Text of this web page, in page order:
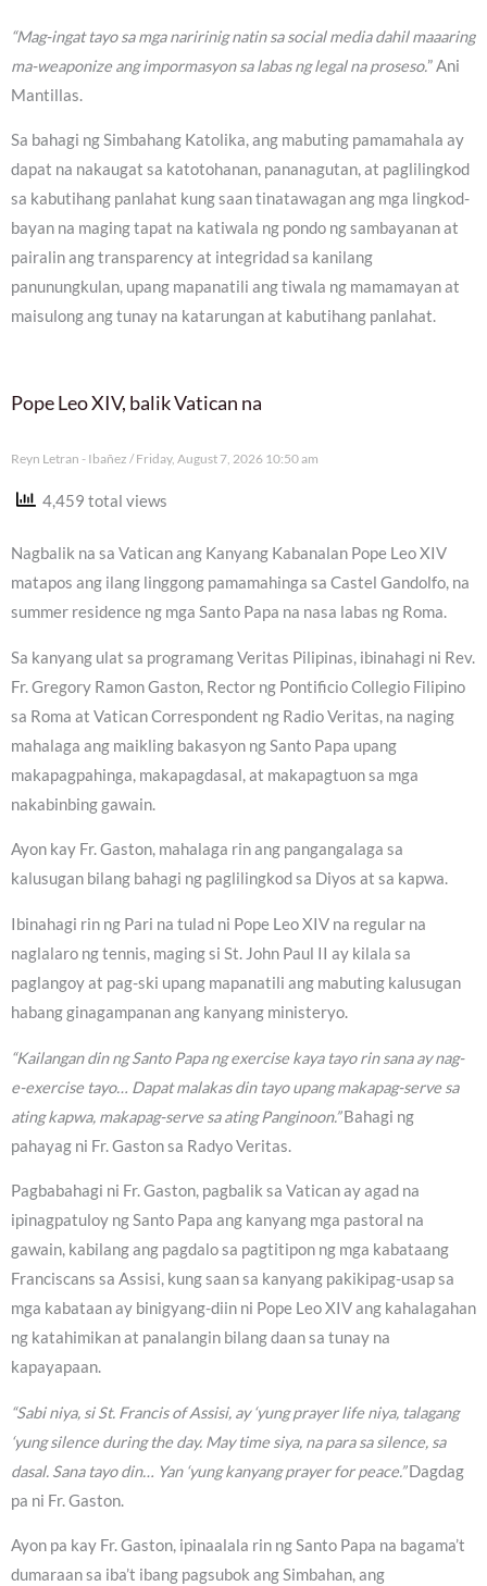
“Mag-ingat tayo sa mga naririnig natin sa social media dahil maaaring
ma-weaponize ang impormasyon sa labas ng legal na proseso.” Ani
Mantillas.
Sa bahagi ng Simbahang Katolika, ang mabuting pamamahala ay
dapat na nakaugat sa katotohanan, pananagutan, at paglilingkod
sa kabutihang panlahat kung saan tinatawagan ang mga lingkod-
bayan na maging tapat na katiwala ng pondo ng sambayanan at
pairalin ang transparency at integridad sa kanilang
panunungkulan, upang mapanatili ang tiwala ng mamamayan at
maisulong ang tunay na katarungan at kabutihang panlahat.
Pope Leo XIV, balik Vatican na
Reyn Letran - Ibañez Friday, August 7, 2026 10:50 am
4,459 total views
Nagbalik na sa Vatican ang Kanyang Kabanalan Pope Leo XIV
matapos ang ilang linggong pamamahinga sa Castel Gandolfo, na
summer residence ng mga Santo Papa na nasa labas ng Roma.
Sa kanyang ulat sa programang Veritas Pilipinas, ibinahagi ni Rev.
Fr. Gregory Ramon Gaston, Rector ng Pontificio Collegio Filipino
sa Roma at Vatican Correspondent ng Radio Veritas, na naging
mahalaga ang maikling bakasyon ng Santo Papa upang
makapagpahinga, makapagdasal, at makapagtuon sa mga
nakabinbing gawain.
Ayon kay Fr. Gaston, mahalaga rin ang pangangalaga sa
kalusugan bilang bahagi ng paglilingkod sa Diyos at sa kapwa.
Ibinahagi rin ng Pari na tulad ni Pope Leo XIV na regular na
naglalaro ng tennis, maging si St. John Paul II ay kilala sa
paglangoy at pag-ski upang mapanatili ang mabuting kalusugan
habang ginagampanan ang kanyang ministeryo.
“Kailangan din ng Santo Papa ng exercise kaya tayo rin sana ay nag-
e-exercise tayo… Dapat malakas din tayo upang makapag-serve sa
ating kapwa, makapag-serve sa ating Panginoon.”Bahagi ng
pahayag ni Fr. Gaston sa Radyo Veritas.
Pagbabahagi ni Fr. Gaston, pagbalik sa Vatican ay agad na
ipinagpatuloy ng Santo Papa ang kanyang mga pastoral na
gawain, kabilang ang pagdalo sa pagtitipon ng mga kabataang
Franciscans sa Assisi, kung saan sa kanyang pakikipag-usap sa
mga kabataan ay binigyang-diin ni Pope Leo XIV ang kahalagahan
ng katahimikan at panalangin bilang daan sa tunay na
kapayapaan.
“Sabi niya, si St. Francis of Assisi, ay ‘yung prayer life niya, talagang
‘yung silence during the day. May time siya, na para sa silence, sa
dasal. Sana tayo din… Yan ‘yung kanyang prayer for peace.”Dagdag
pa ni Fr. Gaston.
Ayon pa kay Fr. Gaston, ipinaalala rin ng Santo Papa na bagama’t
dumaraan sa iba’t ibang pagsubok ang Simbahan, ang